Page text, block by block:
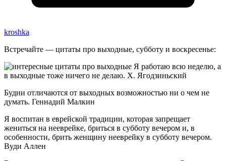
kroshka
Встречайте — цитаты про выходные, субботу и воскресенье:
Я работаю всю неделю, а
в выходные тоже ничего не делаю. X. Ягодзиньский
Будни отличаются от выходных возможностью ни о чем не
думать. Геннадий Малкин
Я воспитан в еврейской традиции, которая запрещает
жениться на нееврейке, бриться в субботу вечером и, в
особенности, брить женщину нееврейку в субботу вечером.
Вуди Аллен